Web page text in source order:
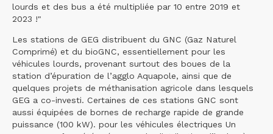
lourds et des bus a été multipliée par 10 entre 2019 et
2023 !"
Les stations de GEG distribuent du GNC (Gaz Naturel
Comprimé) et du bioGNC, essentiellement pour les
véhicules lourds, provenant surtout des boues de la
station d’épuration de l’agglo Aquapole, ainsi que de
quelques projets de méthanisation agricole dans lesquels
GEG a co-investi. Certaines de ces stations GNC sont
aussi équipées de bornes de recharge rapide de grande
puissance (100 kW). pour les véhicules électriques Un